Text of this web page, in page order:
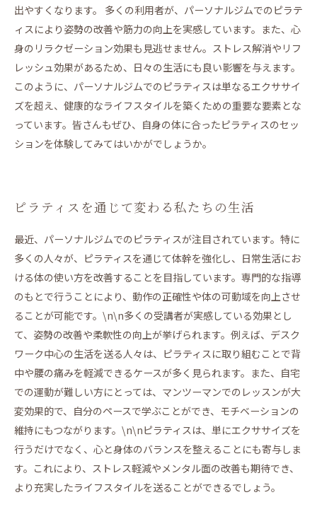
出やすくなります。 多くの利用者が、パーソナルジムでのピラテ
ィスにより姿勢の改善や筋力の向上を実感しています。また、心
身のリラクゼーション効果も見逃せません。ストレス解消やリフ
レッシュ効果があるため、日々の生活にも良い影響を与えます。
このように、パーソナルジムでのピラティスは単なるエクササイ
ズを超え、健康的なライフスタイルを築くための重要な要素とな
っています。皆さんもぜひ、自身の体に合ったピラティスのセッ
ションを体験してみてはいかがでしょうか。
ピラティスを通じて変わる私たちの生活
最近、パーソナルジムでのピラティスが注目されています。特に
多くの人々が、ピラティスを通じて体幹を強化し、日常生活にお
ける体の使い方を改善することを目指しています。専門的な指導
のもとで行うことにより、動作の正確性や体の可動域を向上させ
ることが可能です。\n\n多くの受講者が実感している効果とし
て、姿勢の改善や柔軟性の向上が挙げられます。例えば、デスク
ワーク中心の生活を送る人々は、ピラティスに取り組むことで背
中や腰の痛みを軽減できるケースが多く見られます。また、自宅
での運動が難しい方にとっては、マンツーマンでのレッスンが大
変効果的で、自分のペースで学ぶことができ、モチベーションの
維持にもつながります。\n\nピラティスは、単にエクササイズを
行うだけでなく、心と身体のバランスを整えることにも寄与しま
す。これにより、ストレス軽減やメンタル面の改善も期待でき、
より充実したライフスタイルを送ることができるでしょう。